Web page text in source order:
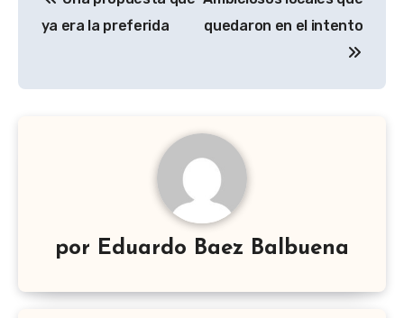
deya era la preferida
quedaron en el intento
por Eduardo Baez Balbuena